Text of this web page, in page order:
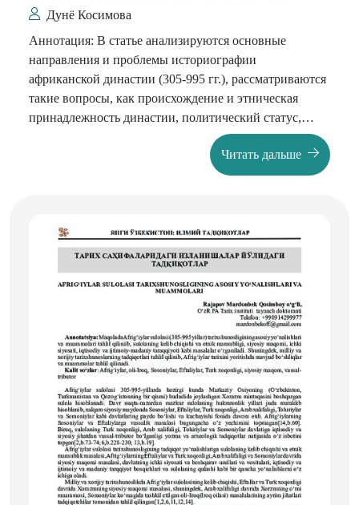
Дунё Косимова
Аннотация: В статье анализируются основные
направления и проблемы историографии
африканской династии (305-995 гг.), рассматриваются
такие вопросы, как происхождение и этническая
принадлежность династии, политический статус,
внутренняя политика, экономическое и
социокультурное развитие. Также анализируются
исследования отечественных и зарубежных
Читать дальше